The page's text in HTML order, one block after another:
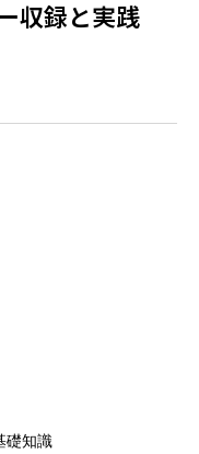
収録と実践
礎知識